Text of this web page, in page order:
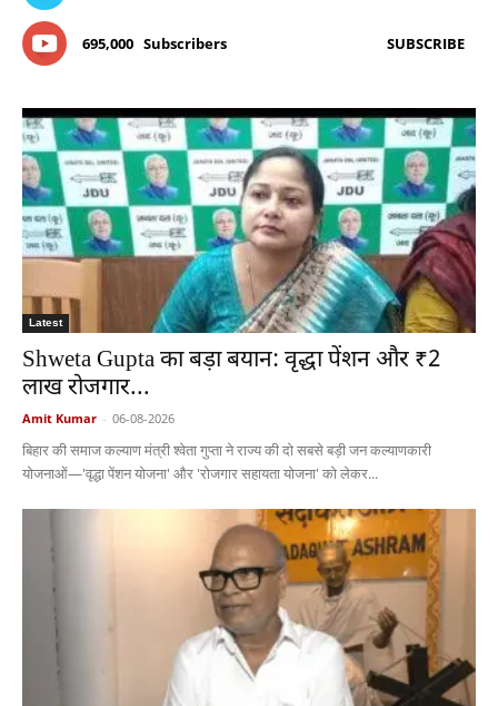
695,000 Subscribers SUBSCRIBE
Latest
Shweta Gupta का बड़ा बयान: वृद्धा पेंशन और ₹2
लाख रोजगार...
Amit Kumar - 06-08-2026
बिहार की समाज कल्याण मंत्री श्वेता गुप्ता ने राज्य की दो सबसे बड़ी जन कल्याणकारी
योजनाओं—'वृद्धा पेंशन योजना' और 'रोजगार सहायता योजना' को लेकर...